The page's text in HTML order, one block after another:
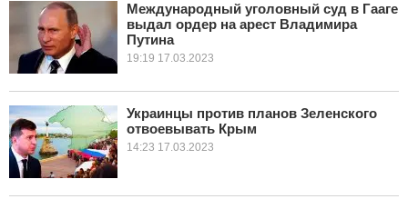
Международный уголовный суд в Гааге
выдал ордер на арест Владимира
Путина
19:19 17.03.2023
Украинцы против планов Зеленского
отвоевывать Крым
14:23 17.03.2023